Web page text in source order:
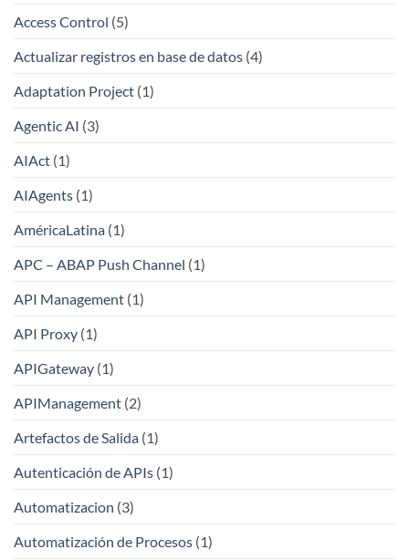
Access Control (5)
Actualizar registros en base de datos (4)
Adaptation Project (1)
Agentic AI (3)
AIAct (1)
AIAgents (1)
AméricaLatina (1)
APC – ABAP Push Channel (1)
API Management (1)
API Proxy (1)
APIGateway (1)
APIManagement (2)
Artefactos de Salida (1)
Autenticación de APIs (1)
Automatizacion (3)
Automatización de Procesos (1)